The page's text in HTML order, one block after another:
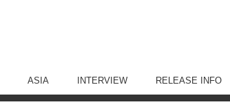
ASIA INTERVIEW RELEASE INFO